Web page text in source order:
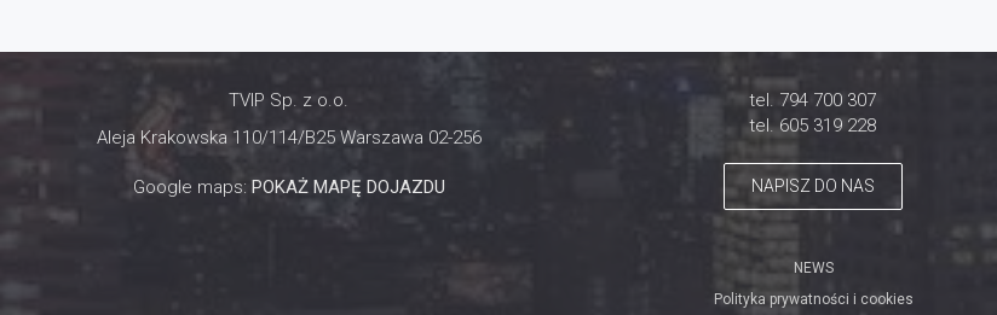
TVIP Sp. z o.o.
Aleja Krakowska 110/114/B25 Warszawa 02-256
Google maps: POKAŻ MAPĘ DOJAZDU
tel. 794 700 307
tel. 605 319 228
NAPISZ DO NAS
NEWS
Polityka prywatności i cookies